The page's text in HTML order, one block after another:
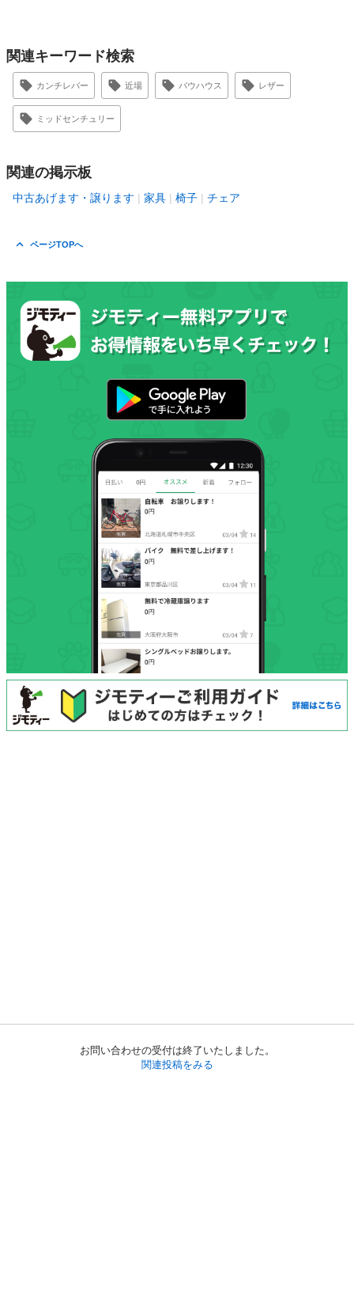
お問い合わせの受付は終了いたしました。
関連投稿をみる
関連キーワード検索
カンチレバー 近場 バウハウス レザー
ミッドセンチュリー
関連の掲示板
中古あげます・譲ります 家具 椅子 チェア
ページTOPへ